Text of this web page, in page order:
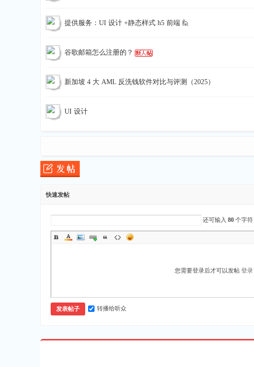
提供服务：UI 设计 +静态样式 h5 前端 🙋
谷歌邮箱怎么注册的？
新加坡 4 大 AML 反洗钱软件对比与评测（2025）
UI 设计
快速发帖
还可输入 80 个字符
您需要登录后才可以发帖 登录|
发表帖子 转播给听众